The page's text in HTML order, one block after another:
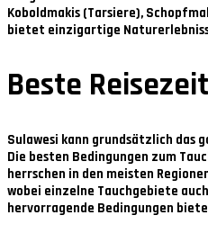
Koboldmakis (Tarsiere),
bietet einzigartige
Beste Reisezeit
Sulawesi kann grundsätzlich das
Die besten Bedingungen zum
herrschen in den meisten
wobei einzelne Tauchgebiete
hervorragende Bedingungen